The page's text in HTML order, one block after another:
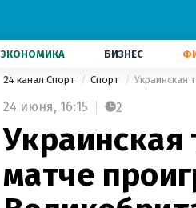
ЭКОНОМИКА БИЗНЕС
24 канал Спорт Спорт Украинская
24 июня, 16:15 2
Украинская
матче